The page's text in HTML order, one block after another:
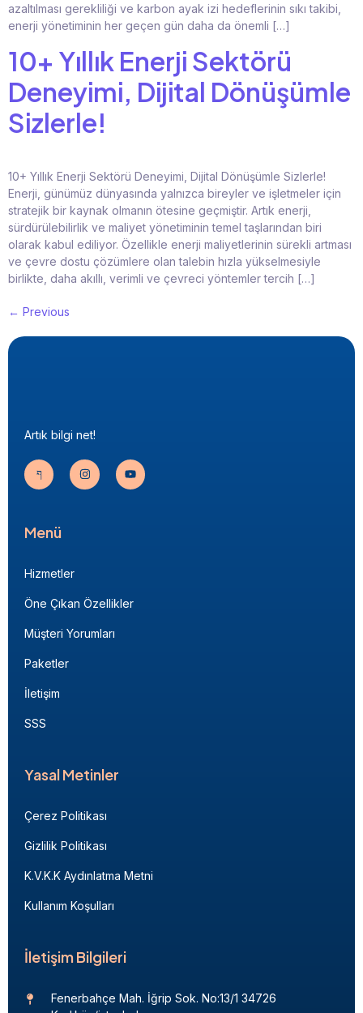
azaltılması gerekliliği ve karbon ayak izi hedeflerinin sıkı takibi,
enerji yönetiminin her geçen gün daha da önemli […]
10+ Yıllık Enerji Sektörü
Deneyimi, Dijital Dönüşümle
Sizlerle!
10+ Yıllık Enerji Sektörü Deneyimi, Dijital Dönüşümle Sizlerle!
Enerji, günümüz dünyasında yalnızca bireyler ve işletmeler için
stratejik bir kaynak olmanın ötesine geçmiştir. Artık enerji,
sürdürülebilirlik ve maliyet yönetiminin temel taşlarından biri
olarak kabul ediliyor. Özellikle enerji maliyetlerinin sürekli artması
ve çevre dostu çözümlere olan talebin hızla yükselmesiyle
birlikte, daha akıllı, verimli ve çevreci yöntemler tercih […]
← Previous
Artık bilgi net!
Menü
Hizmetler
Öne Çıkan Özellikler
Müşteri Yorumları
Paketler
İletişim
SSS
Yasal Metinler
Çerez Politikası
Gizlilik Politikası
K.V.K.K Aydınlatma Metni
Kullanım Koşulları
İletişim Bilgileri
Fenerbahçe Mah. İğrip Sok. No:13/1 34726